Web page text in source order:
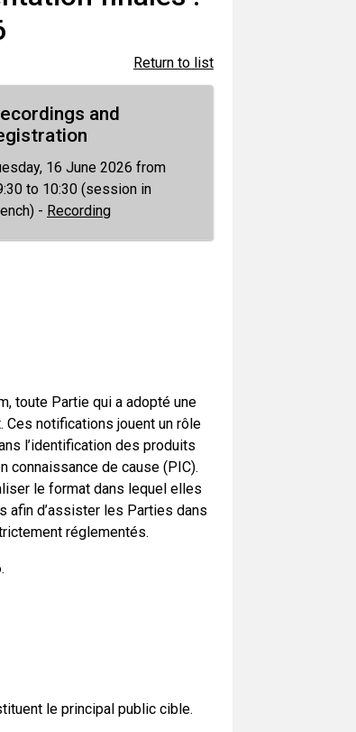
Return to list
and
16 June 2026 from
to 10:30 (session in
- Recording
toute Partie qui a adopté une
Ces notifications jouent un rôle
l’identification des produits
connaissance de cause (PIC).
le format dans lequel elles
afin d’assister les Parties dans
réglementés.
le principal public cible.